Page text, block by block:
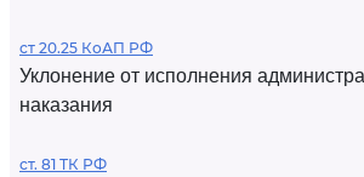
ст 20.25 КоАП РФ
Уклонение от исполнения
наказания
ст. 81 ТК РФ